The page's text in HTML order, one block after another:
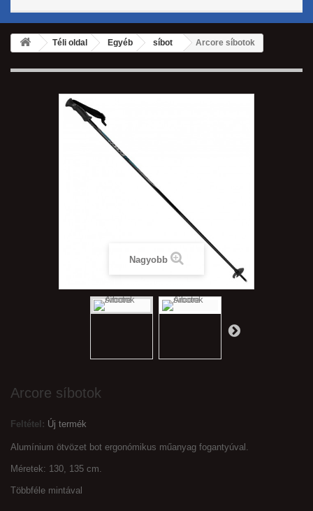
Téli oldal Egyéb síbot Arcore síbotok
Nagyobb
Arcore síbotok
Feltétel: Új termék
Alumínium ötvözet bot ergonómikus műanyag fogantyúval.
Méretek: 130, 135 cm.
Többféle mintával